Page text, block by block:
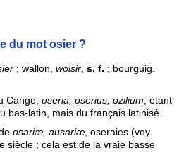
du mot osier ?
; wallon, woisir s. f. ; bourguig.
Cange, oseria, oserius, ozilium , étant
bas-latin, mais du français latinisé.
osariæ, ausariæ , oseraies (voy.
siècle ; cela est de la vraie basse